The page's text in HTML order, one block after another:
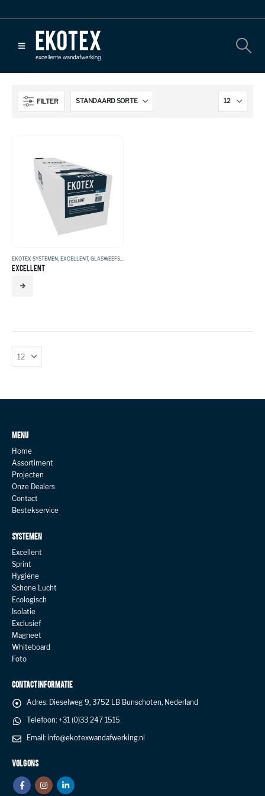
FILTER
EKOTEX SYSTEMEN EXCELLENT, GLASWEEFSEL
EXCELLENT
MENU
Home
Assortiment
Projecten
Onze Dealers
Contact
Bestekservice
SYSTEMEN
Excellent
Sprint
Hygiëne
Schone Lucht
Ecologisch
Isolatie
Exclusief
Magneet
Whiteboard
Foto
CONTACT INFORMATIE
Adres: Dieselweg 9, 3752 LB Bunschoten, Nederland
Telefoon: +31 (0)33 247 1515
Email: info@ekotexwandafwerking.nl
VOLG ONS